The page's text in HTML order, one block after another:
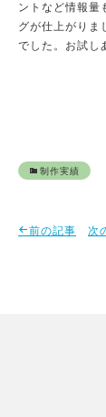
ントなど情報量
グが仕上がりま
でした。お試し
制作実績
前の記事 次